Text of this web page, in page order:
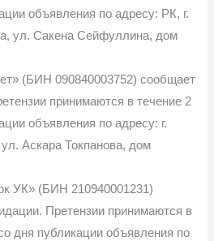
объявления по адресу: РК, г.
ул. Сакена Сейфуллина, дом
(БИН 090840003752) сообщает
принимаются в течение 2
объявления по адресу: г.
Аскара Токпанова, дом
УК» (БИН 210940001231)
Претензии принимаются в
дня публикации объявления по